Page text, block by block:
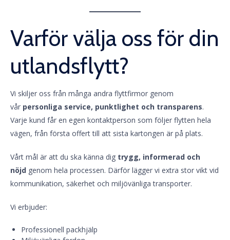
Varför välja oss för din
utlandsflytt?
Vi skiljer oss från många andra flyttfirmor genom
vår personliga service, punktlighet och transparens.
Varje kund får en egen kontaktperson som följer flytten hela
vägen, från första offert till att sista kartongen är på plats.
Vårt mål är att du ska känna dig trygg, informerad och
nöjd genom hela processen. Därför lägger vi extra stor vikt vid
kommunikation, säkerhet och miljövänliga transporter.
Vi erbjuder:
Professionell packhjälp